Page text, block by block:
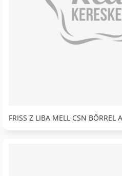
FRISS Z LIBA MELL CSN BŐRREL